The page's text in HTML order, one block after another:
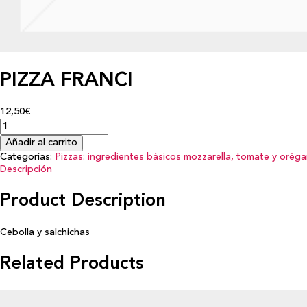
PIZZA FRANCI
12,50€
Añadir al carrito
Categorías: Pizzas: ingredientes básicos mozzarella, tomate y
Descripción
Product Description
Cebolla y salchichas
Related Products